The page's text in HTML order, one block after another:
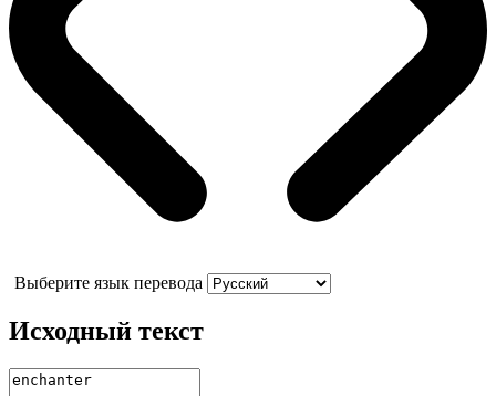
Выберите язык перевода
Исходный текст